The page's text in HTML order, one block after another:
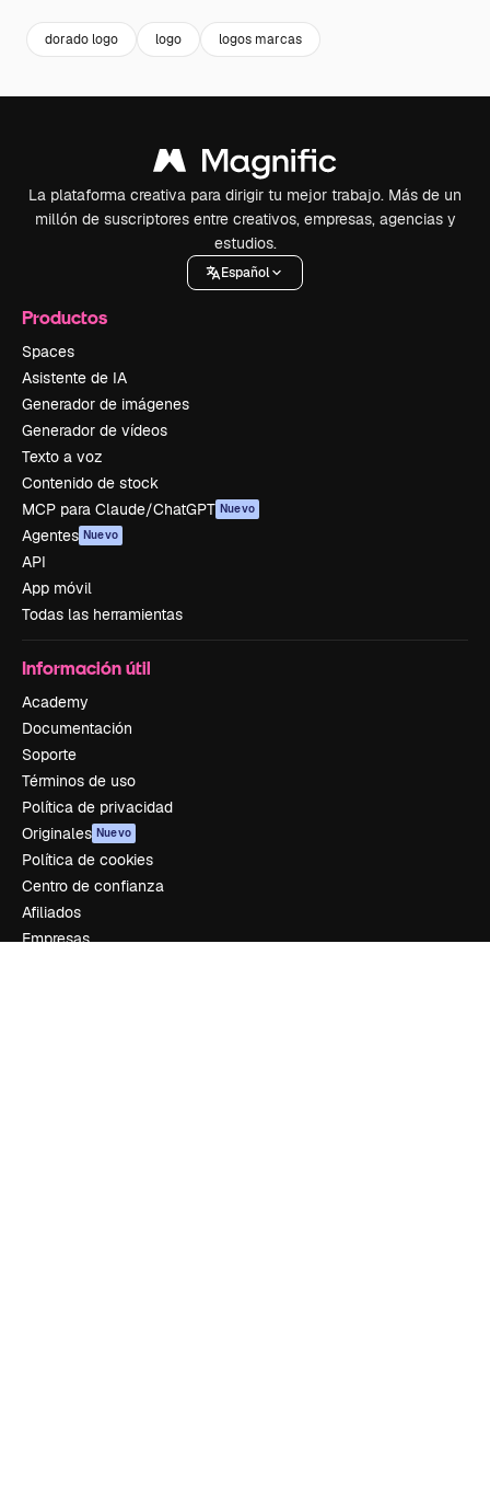
dorado logo logo logos marcas
La plataforma creativa para dirigir tu mejor trabajo. Más de un
millón de suscriptores entre creativos, empresas, agencias y
estudios.
Español
Productos
Spaces
Asistente de IA
Generador de imágenes
Generador de vídeos
Texto a voz
Contenido de stock
MCP para Claude/ChatGPT Nuevo
Agentes Nuevo
API
App móvil
Todas las herramientas
Información útil
Academy
Documentación
Soporte
Términos de uso
Política de privacidad
Originales Nuevo
Política de cookies
Centro de confianza
Afiliados
Empresas